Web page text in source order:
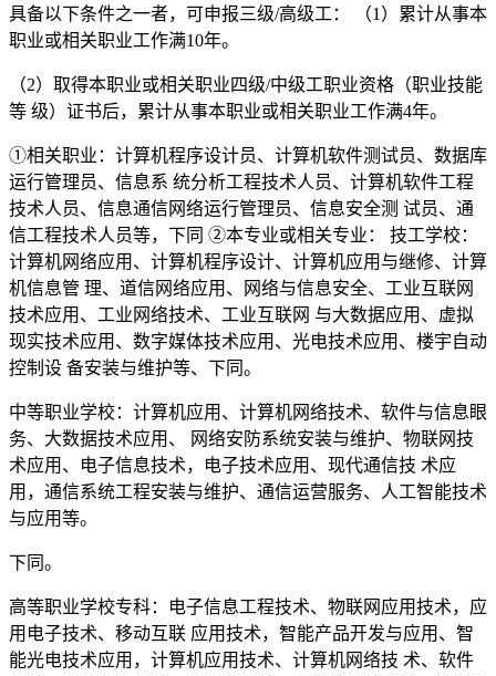
具备以下条件之一者，可申报三级/高级工： （1）累计从事本
职业或相关职业工作满10年。
（2）取得本职业或相关职业四级/中级工职业资格（职业技能
等 级）证书后，累计从事本职业或相关职业工作满4年。
①相关职业：计算机程序设计员、计算机软件测试员、数据库
运行管理员、信息系 统分析工程技术人员、计算机软件工程
技术人员、信息通信网络运行管理员、信息安全测 试员、通
信工程技术人员等，下同 ②本专业或相关专业： 技工学校：
计算机网络应用、计算机程序设计、计算机应用与继修、计算
机信息管 理、道信网络应用、网络与信息安全、工业互联网
技术应用、工业网络技术、工业互联网 与大数据应用、虚拟
现实技术应用、数字媒体技术应用、光电技术应用、楼宇自动
控制设 备安装与维护等、下同。
中等职业学校：计算机应用、计算机网络技术、软件与信息眼
务、大数据技术应用、 网络安防系统安装与维护、物联网技
术应用、电子信息技术，电子技术应用、现代通信技 术应
用，通信系统工程安装与维护、通信运营服务、人工智能技术
与应用等。
下同。
高等职业学校专科：电子信息工程技术、物联网应用技术，应
用电子技术、移动互联 应用技术，智能产品开发与应用、智
能光电技术应用，计算机应用技术、计算机网络技 术、软件